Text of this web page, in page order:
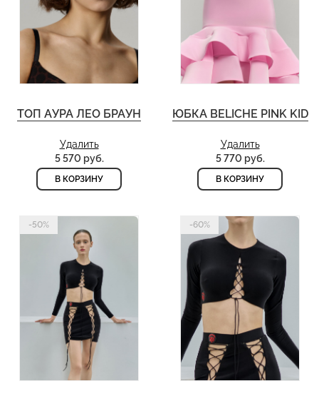
ТОП АУРА ЛЕО БРАУН
Удалить
5 570 руб.
В КОРЗИНУ
ЮБКА BELICHE PINK KID
Удалить
5 770 руб.
В КОРЗИНУ
-50% -60%